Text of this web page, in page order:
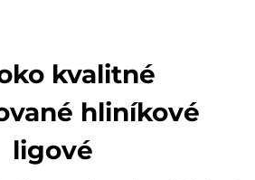
kvalitné
hliníkové
ligové